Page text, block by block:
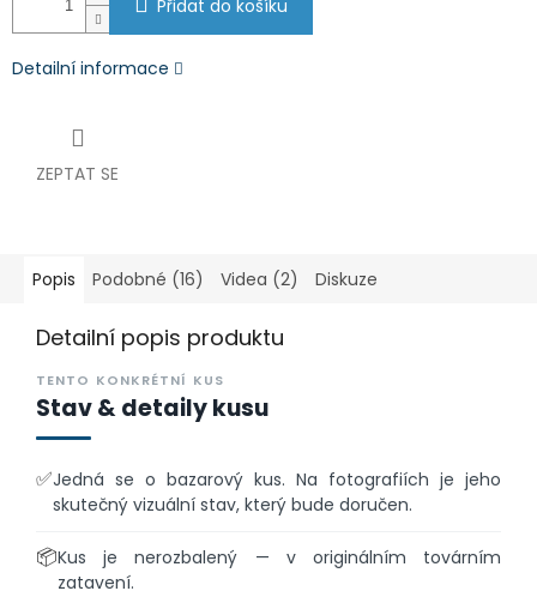
Přidat do košíku
Detailní informace
ZEPTAT SE
Popis Podobné (16) Videa (2) Diskuze
Detailní popis produktu
TENTO KONKRÉTNÍ KUS
Stav & detaily kusu
✅Jedná se o bazarový kus. Na fotografiích je jeho
skutečný vizuální stav, který bude doručen.
📦Kus je nerozbalený — v originálním továrním
zatavení.